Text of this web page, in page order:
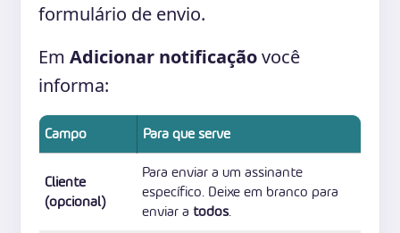
formulário de envio.
Em Adicionar notificaçãovocê
informa:
Campo Para que serve
Cliente
(opcional)
Para enviar a um assinante
específico. Deixe em branco para
enviar a todos.